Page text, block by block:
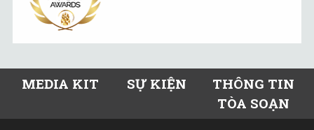
MEDIA KIT SỰ KIỆN
THÔNG TIN
TÒA SOẠN